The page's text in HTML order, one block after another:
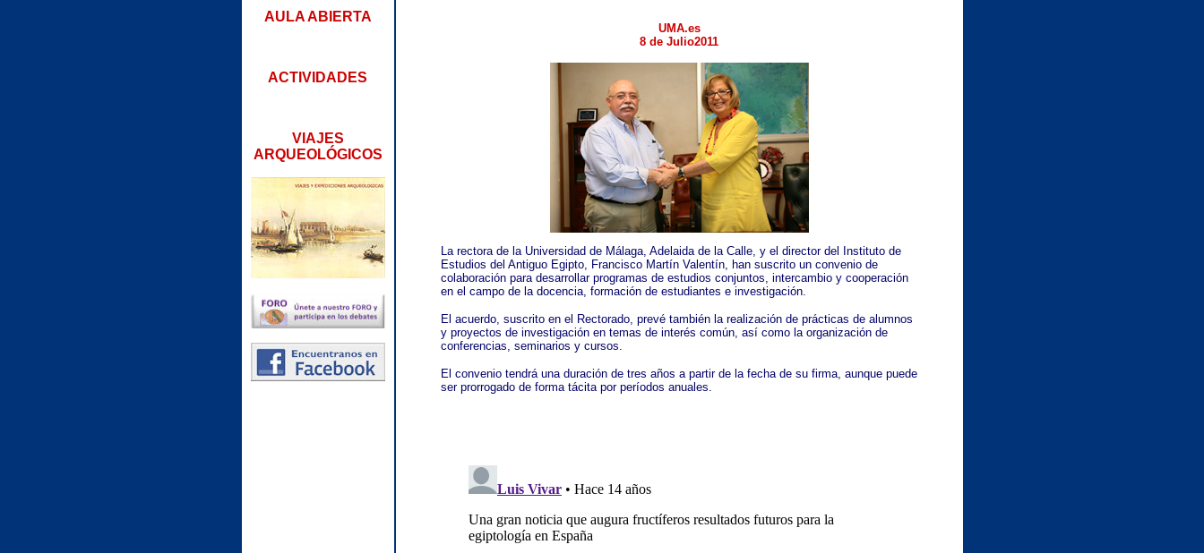
AULA ABIERTA
ACTIVIDADES
VIAJES
ARQUEOLÓGICOS
UMA.es
8 de Julio2011
La rectora de la Universidad de Málaga, Adelaida de la Calle, y el director del Instituto de
Estudios del Antiguo Egipto, Francisco Martín Valentín, han suscrito un convenio de
colaboración para desarrollar programas de estudios conjuntos, intercambio y cooperación
en el campo de la docencia, formación de estudiantes e investigación.
El acuerdo, suscrito en el Rectorado, prevé también la realización de prácticas de alumnos
y proyectos de investigación en temas de interés común, así como la organización de
conferencias, seminarios y cursos.
El convenio tendrá una duración de tres años a partir de la fecha de su firma, aunque puede
ser prorrogado de forma tácita por períodos anuales.